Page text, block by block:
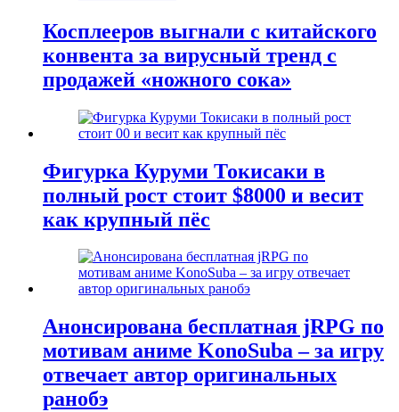
Косплееров выгнали с китайского
конвента за вирусный тренд с
продажей «ножного сока»
Фигурка Куруми Токисаки в
полный рост стоит $8000 и весит
как крупный пёс
Анонсирована бесплатная jRPG по
мотивам аниме KonoSuba – за игру
отвечает автор оригинальных
ранобэ